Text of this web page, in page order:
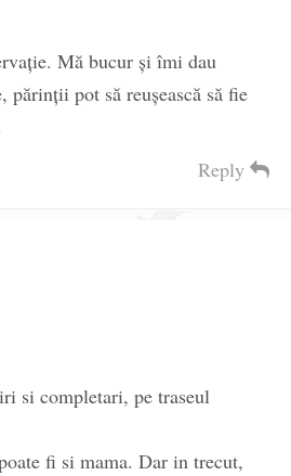
Mă bucur și îmi dau
părinții pot să reușească să fie
Reply
si completari, pe traseul
fi si mama. Dar in trecut,